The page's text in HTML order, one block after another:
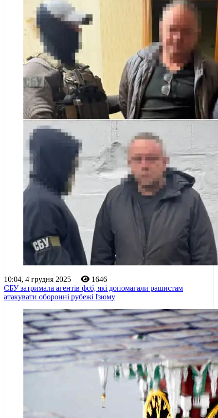
10:04, 4 грудня 2025
1646
СБУ затримала агентів фсб, які допомагали рашистам
атакувати оборонні рубежі Ізюму